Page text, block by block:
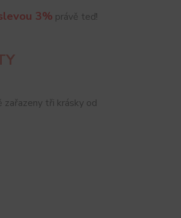
3% právě teď!
tři krásky od